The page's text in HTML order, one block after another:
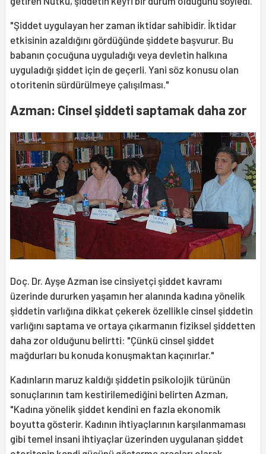
"Şiddet uygulayan her zaman iktidar sahibidir. İktidar
etkisinin azaldığını gördüğünde şiddete başvurur. Bu
babanın çocuğuna uyguladığı veya devletin halkına
uyguladığı şiddet için de geçerli. Yani söz konusu olan
otoritenin sürdürülmeye çalışılması."
Azman: Cinsel şiddeti saptamak daha zor
Doç. Dr. Ayşe Azman ise cinsiyetçi şiddet kavramı
üzerinde dururken yaşamın her alanında kadına yönelik
şiddetin varlığına dikkat çekerek özellikle cinsel şiddetin
varlığını saptama ve ortaya çıkarmanın fiziksel şiddetten
daha zor olduğunu belirtti: "Çünkü cinsel şiddet
mağdurları bu konuda konuşmaktan kaçınırlar."
Kadınların maruz kaldığı şiddetin psikolojik türünün
sonuçlarının tam kestirilemediğini belirten Azman,
"Kadına yönelik şiddet kendini en fazla ekonomik
boyutta gösterir. Kadının ihtiyaçlarının karşılanmaması
gibi temel insani ihtiyaçlar üzerinden uygulanan şiddet